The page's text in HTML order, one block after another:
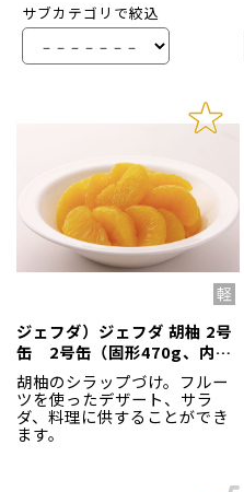
サブカテゴリで絞込
ジェフダ）ジェフダ 胡柚 2号
缶 2号缶（固形470g、内容
総量850g）
胡柚のシラップづけ。フルー
ツを使ったデザート、サラ
ダ、料理に供することができ
ます。